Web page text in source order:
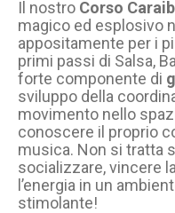
Il nostro Corso
magico ed esplosivo
appositamente per i
primi passi di Salsa,
forte componente di
sviluppo della
movimento nello
conoscere il proprio
musica. Non si tratta
socializzare, vincere
l’energia in un
stimolante!